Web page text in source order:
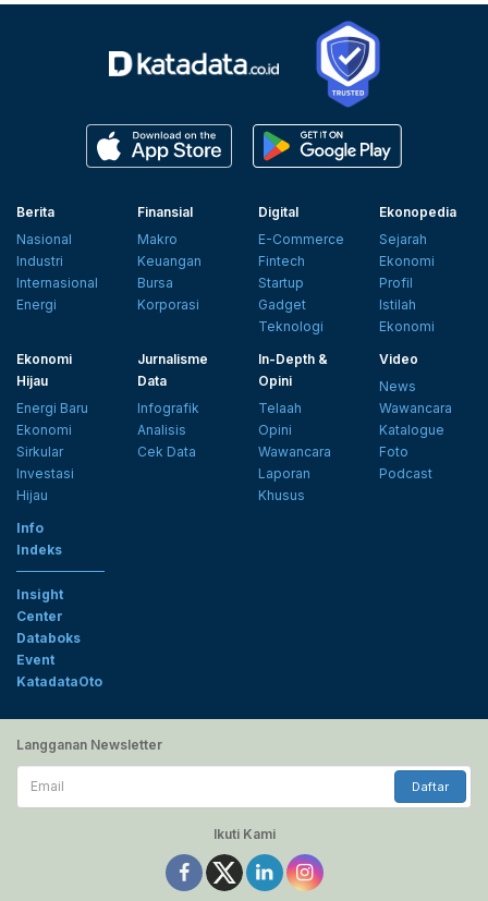
Berita
Nasional
Industri
Internasional
Energi
Finansial
Makro
Keuangan
Bursa
Korporasi
Digital
E-Commerce
Fintech
Startup
Gadget
Teknologi
Ekonopedia
Sejarah
Ekonomi
Profil
Istilah
Ekonomi
Ekonomi
Hijau
Energi Baru
Ekonomi
Sirkular
Investasi
Hijau
Jurnalisme
Data
Infografik
Analisis
Cek Data
In-Depth &
Opini
Telaah
Opini
Wawancara
Laporan
Khusus
Video
News
Wawancara
Katalogue
Foto
Podcast
Info
Indeks
Insight
Center
Databoks
Event
KatadataOto
Langganan Newsletter
Email
Daftar
Ikuti Kami